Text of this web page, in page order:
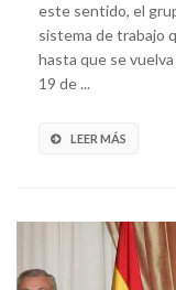
este sentido, el
sistema de trabajo
hasta que se
19 de ...
LEER MÁS